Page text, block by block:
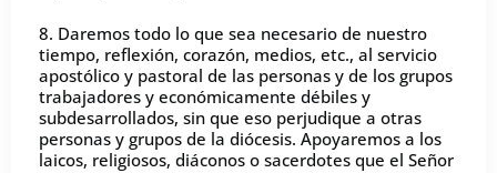
8. Daremos todo lo que sea necesario de nuestro
tiempo, reflexión, corazón, medios, etc., al servicio
apostólico y pastoral de las personas y de los grupos
trabajadores y económicamente débiles y
subdesarrollados, sin que eso perjudique a otras
personas y grupos de la diócesis. Apoyaremos a los
laicos, religiosos, diáconos o sacerdotes que el Señor